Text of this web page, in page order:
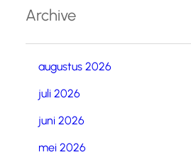
Archive
augustus 2026
juli 2026
juni 2026
mei 2026